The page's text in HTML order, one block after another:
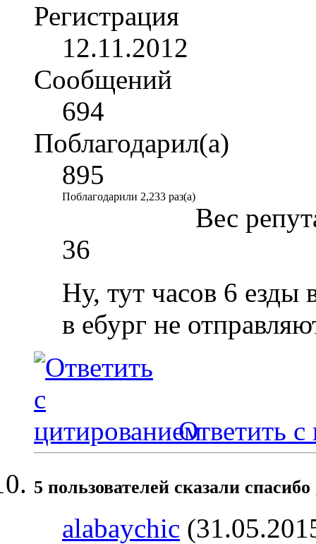
Регистрация
12.11.2012
Сообщений
694
Поблагодарил(а)
895
Поблагодарили 2,233 раз(а)
Вес
36
Ну, тут часов 6 езды
в ебург не
Ответить с
5 пользователей сказали
alabaychic